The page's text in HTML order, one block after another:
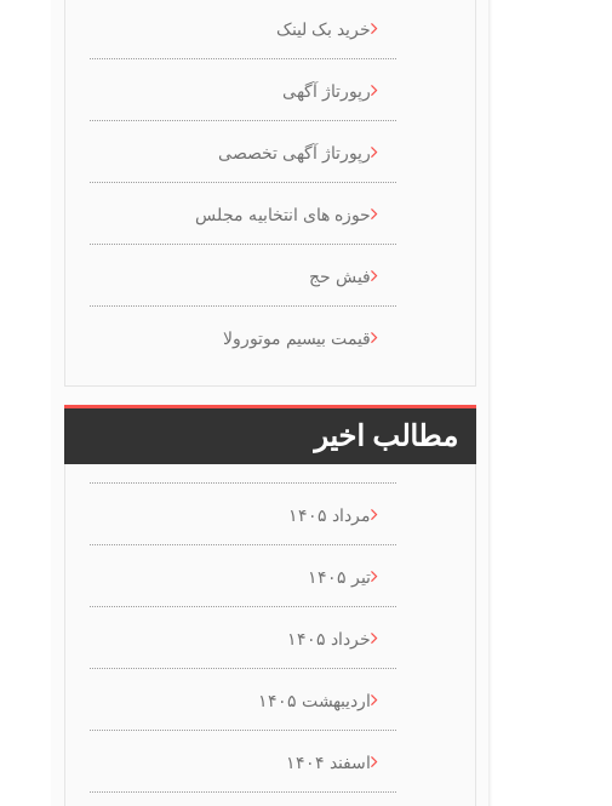
خرید بک لینک
رپورتاژ آگهی
رپورتاژ آگهی تخصصی
حوزه های انتخابیه مجلس
فیش حج
قیمت بیسیم موتورولا
مطالب اخیر
مرداد ۱۴۰۵
تیر ۱۴۰۵
خرداد ۱۴۰۵
اردیبهشت ۱۴۰۵
اسفند ۱۴۰۴